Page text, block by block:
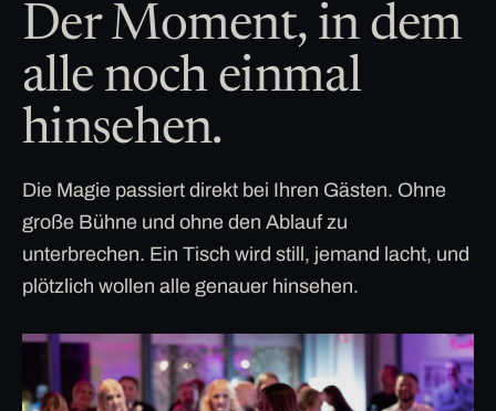
Der Moment, in dem
alle noch einmal
hinsehen.
Die Magie passiert direkt bei Ihren Gästen. Ohne
große Bühne und ohne den Ablauf zu
unterbrechen. Ein Tisch wird still, jemand lacht, und
plötzlich wollen alle genauer hinsehen.